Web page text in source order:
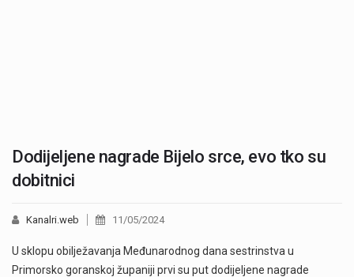
Dodijeljene nagrade Bijelo srce, evo tko su
dobitnici
Kanalri.web 11/05/2024
U sklopu obilježavanja Međunarodnog dana sestrinstva u
Primorsko goranskoj županiji prvi su put dodijeljene nagrade